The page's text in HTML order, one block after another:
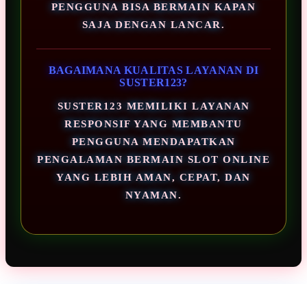
PENGGUNA BISA BERMAIN KAPAN
SAJA DENGAN LANCAR.
BAGAIMANA KUALITAS LAYANAN DI
SUSTER123?
SUSTER123 MEMILIKI LAYANAN
RESPONSIF YANG MEMBANTU
PENGGUNA MENDAPATKAN
PENGALAMAN BERMAIN SLOT ONLINE
YANG LEBIH AMAN, CEPAT, DAN
NYAMAN.